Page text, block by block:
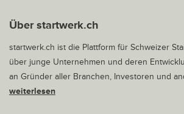
Über startwerk.ch
startwerk.ch ist die Plattform für Schweizer
über junge Unternehmen und deren
an Gründer aller Branchen, Investoren und
weiterlesen